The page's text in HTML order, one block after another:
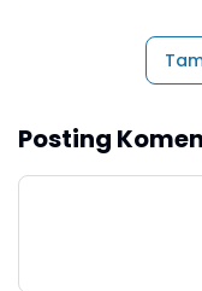
Posting